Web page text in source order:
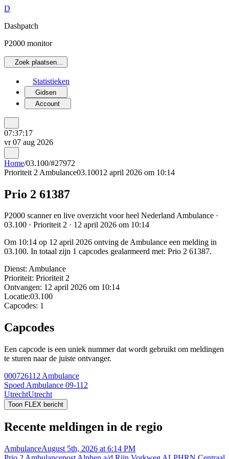
D
Dashpatch
P2000 monitor
Zoek plaatsen…
Statistieken
Gidsen
Account
07:37:17
vr 07 aug 2026
Home/03.100/#27972
Prioriteit 2 Ambulance03.10012 april 2026 om 10:14
Prio 2 61387
P2000 scanner en live overzicht voor heel Nederland Ambulance ·
03.100 · Prioriteit 2 · 12 april 2026 om 10:14
Om 10:14 op 12 april 2026 ontving de Ambulance een melding in
03.100. In totaal zijn 1 capcodes gealarmeerd met: Prio 2 61387.
Dienst: Ambulance
Prioriteit: Prioriteit 2
Ontvangen: 12 april 2026 om 10:14
Locatie:03.100
Capcodes: 1
Capcodes
Een capcode is een uniek nummer dat wordt gebruikt om meldingen
te sturen naar de juiste ontvanger.
000726112 Ambulance
Spoed Ambulance 09-112
UtrechtUtrecht
Toon FLEX bericht
Recente meldingen in de regio
AmbulanceAugust 5th, 2026 at 6:14 PM